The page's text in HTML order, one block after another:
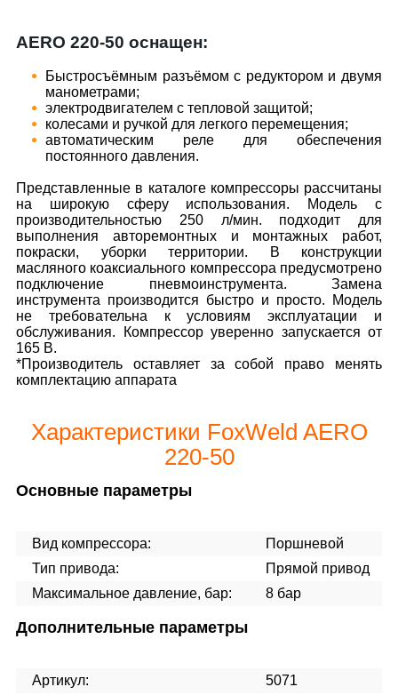
AERO 220-50 оснащен:
Быстросъёмным разъёмом с редуктором и двумя
манометрами;
электродвигателем с тепловой защитой;
колесами и ручкой для легкого перемещения;
автоматическим реле для обеспечения
постоянного давления.
Представленные в каталоге компрессоры рассчитаны
на широкую сферу использования. Модель с
производительностью 250 л/мин. подходит для
выполнения авторемонтных и монтажных работ,
покраски, уборки территории. В конструкции
масляного коаксиального компрессора предусмотрено
подключение пневмоинструмента. Замена
инструмента производится быстро и просто. Модель
не требовательна к условиям эксплуатации и
обслуживания. Компрессор уверенно запускается от
165 В.
*Производитель оставляет за собой право менять
комплектацию аппарата
Характеристики FoxWeld AERO
220-50
Основные параметры
Вид компрессора:
Поршневой
Тип привода:
Прямой привод
Максимальное давление, бар:
8 бар
Дополнительные параметры
Артикул:
5071